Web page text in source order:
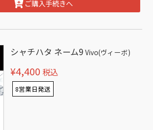
ご購入手続きへ
シャチハタ ネーム9Vivo(ヴィーボ)
¥4,400 税込
8営業日発送